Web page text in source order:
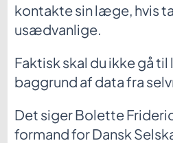
kontakte sin læge, hvis
usædvanlige.
Faktisk skal du ikke gå
baggrund af data fra
Det siger Bolette
formand for Dansk